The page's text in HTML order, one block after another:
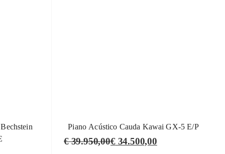
Piano Acústico Cauda Kawai GX-5 E/P
€39.950,00€34.500,00